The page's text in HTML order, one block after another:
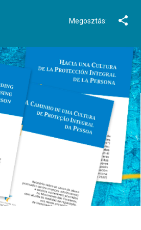
Megosztás: